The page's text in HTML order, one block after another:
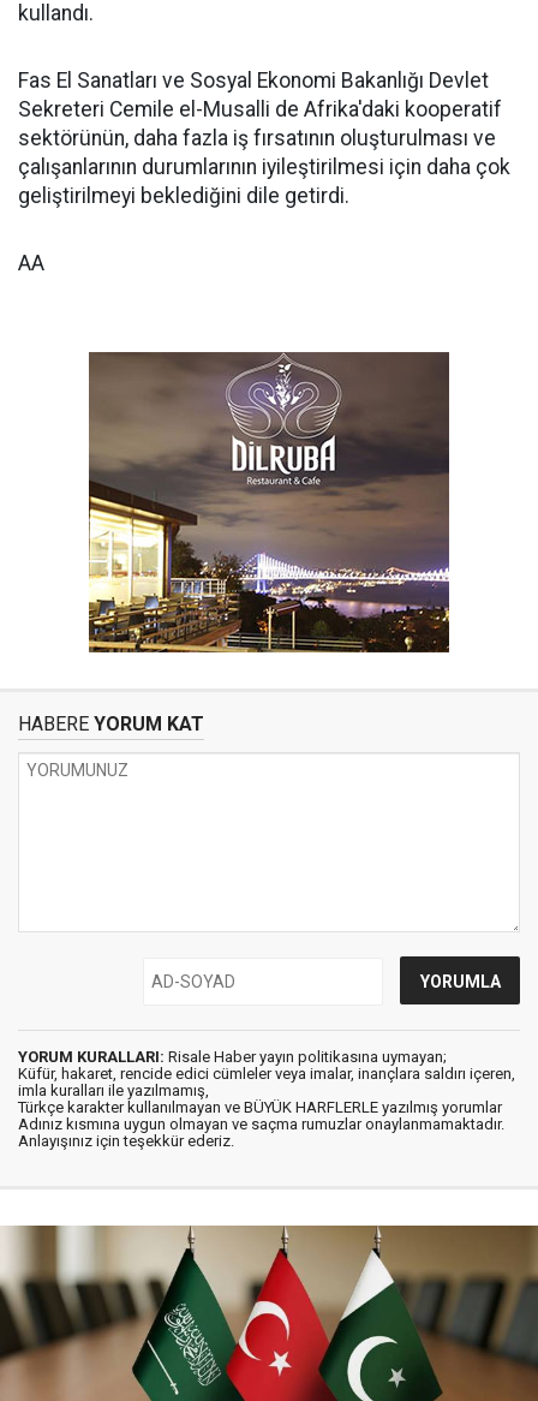
kullandı.
Fas El Sanatları ve Sosyal Ekonomi Bakanlığı Devlet
Sekreteri Cemile el-Musalli de Afrika'daki kooperatif
sektörünün, daha fazla iş fırsatının oluşturulması ve
çalışanlarının durumlarının iyileştirilmesi için daha çok
geliştirilmeyi beklediğini dile getirdi.
AA
HABERE YORUM KAT
YORUM KURALLARI: Risale Haber yayın politikasına uymayan;
Küfür, hakaret, rencide edici cümleler veya imalar, inançlara saldırı içeren,
imla kuralları ile yazılmamış,
Türkçe karakter kullanılmayan ve BÜYÜK HARFLERLE yazılmış yorumlar
Adınız kısmına uygun olmayan ve saçma rumuzlar onaylanmamaktadır.
Anlayışınız için teşekkür ederiz.